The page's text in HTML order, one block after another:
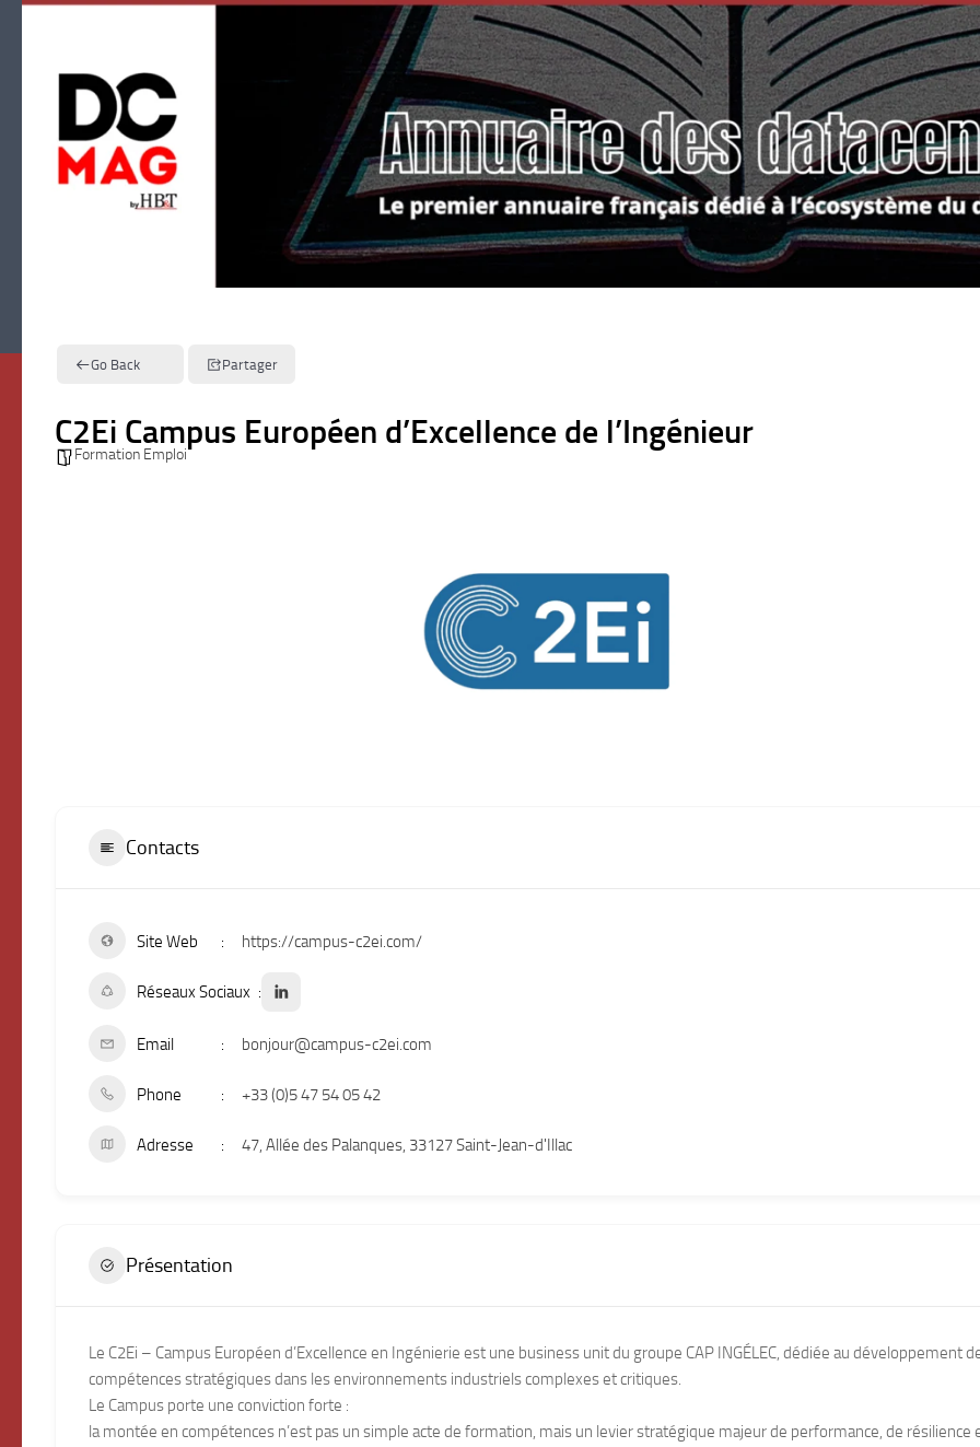
Go Back Partager
C2Ei Campus Européen d’Excellence de l’Ingénieur
Formation Emploi
Contacts
Site Web https://campus-c2ei.com/
Réseaux Sociaux
Email bonjour@campus-c2ei.com
Phone +33 (0)5 47 54 05 42
Adresse 47, Allée des Palanques, 33127 Saint-Jean-d'Illac
Présentation
Le C2Ei – Campus Européen d’Excellence en Ingénierie est une business unit du groupe CAP INGÉLEC, dédiée au développement
compétences stratégiques dans les environnements industriels complexes et critiques.
Le Campus porte une conviction forte :
la montée en compétences n’est pas un simple acte de formation, mais un levier stratégique majeur de performance, de résilience